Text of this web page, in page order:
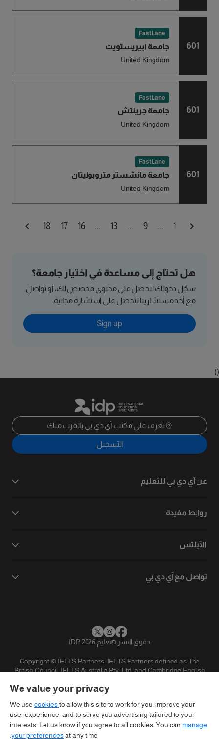
601
FastLane
جامعة ابيريستويث
United Kingdom
601
FastLane
جامعة جرينتش
United Kingdom
601
FastLane
جامعة مانشستر متروبوليتان
United Kingdom
1
...
9
...
13
...
16
17
18
هل تحتاج إلى مساعدة في اختيار جامعة؟
سجّل دخولك لتحصل على محتوى مخصص لك، أو تواصل
مع أحد مستشارينا لتحصل على استشارة مجانية.
Sign up
()
تعرف على مكتب آي دي بي بالقرب منك
التسجيل
عن آي دي بي للتعليم
روابط مفيدة
الآيلتس
تواصل مع آي دي بي
حقوق النشر ©تعليم IDP 2026
Copyright © IELTS Partners. IELTS Partners defined as The
British Council, IELTS Australia Pty. Ltd. and Cambridge English
We value your privacy
We use cookiesto allow this site to work for you, improve your
user experience, and to serve you advertising tailored to your
interests. Let us know if you agree to all cookies. You can manage
your preferencesat any time.